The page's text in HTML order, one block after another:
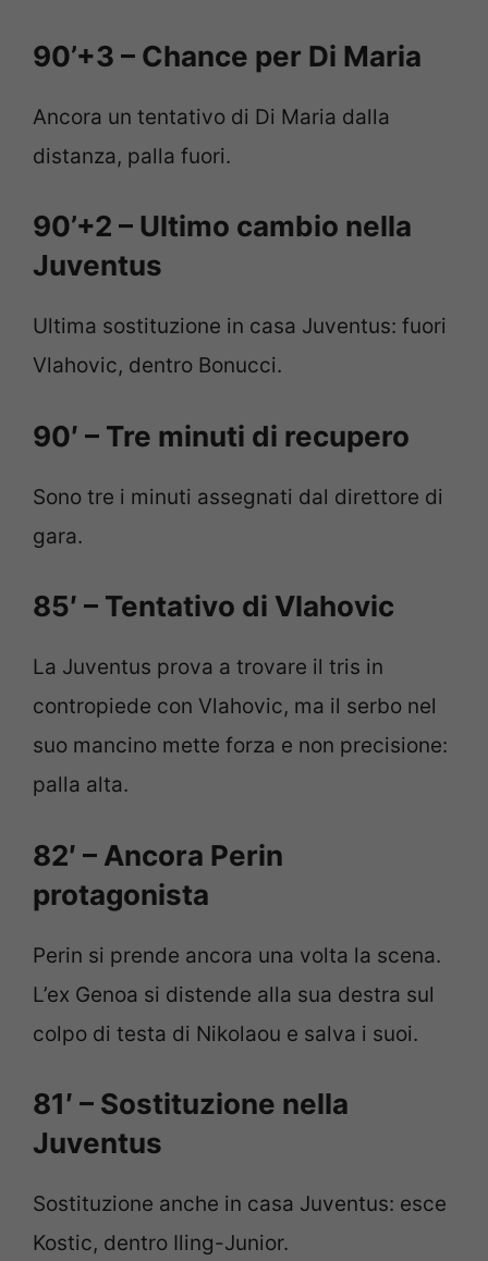
90’+3 – Chance per Di Maria
Ancora un tentativo di Di Maria dalla
distanza, palla fuori.
90’+2 – Ultimo cambio nella
Juventus
Ultima sostituzione in casa Juventus: fuori
Vlahovic, dentro Bonucci.
90′ – Tre minuti di recupero
Sono tre i minuti assegnati dal direttore di
gara.
85′ – Tentativo di Vlahovic
La Juventus prova a trovare il tris in
contropiede con Vlahovic, ma il serbo nel
suo mancino mette forza e non precisione:
palla alta.
82′ – Ancora Perin
protagonista
Perin si prende ancora una volta la scena.
L’ex Genoa si distende alla sua destra sul
colpo di testa di Nikolaou e salva i suoi.
81′ – Sostituzione nella
Juventus
Sostituzione anche in casa Juventus: esce
Kostic, dentro Iling-Junior.